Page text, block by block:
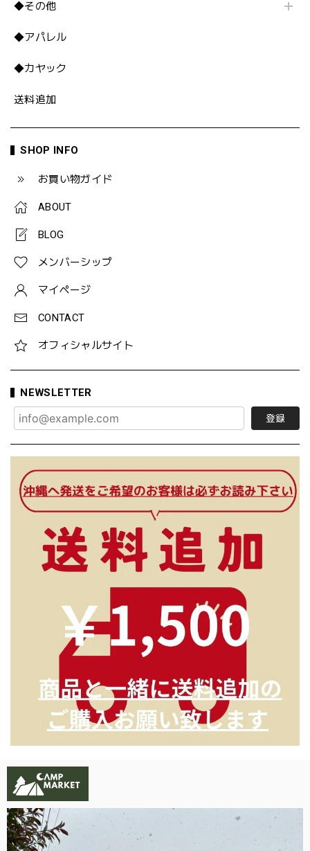
◆その他
◆アパレル
◆カヤック
送料追加
SHOP INFO
お買い物ガイド
ABOUT
BLOG
メンバーシップ
マイページ
CONTACT
オフィシャルサイト
NEWSLETTER
登録